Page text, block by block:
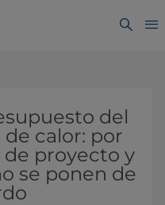
del
calor: por
proyecto y
se ponen de